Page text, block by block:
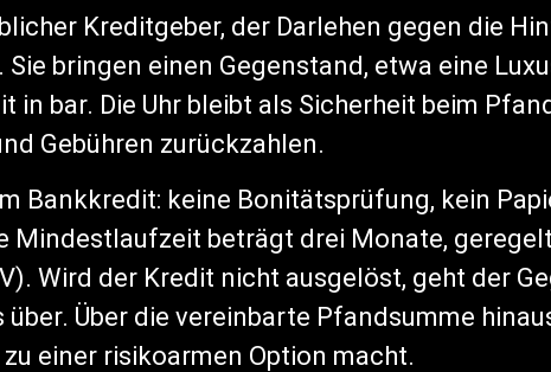
Kreditgeber, der Darlehen gegen die
bringen einen Gegenstand, etwa eine
bar. Die Uhr bleibt als Sicherheit beim
Gebühren zurückzahlen.
Bankkredit: keine Bonitätsprüfung, kein
Mindestlaufzeit beträgt drei Monate,
Wird der Kredit nicht ausgelöst, geht der
Über die vereinbarte Pfandsumme
einer risikoarmen Option macht.